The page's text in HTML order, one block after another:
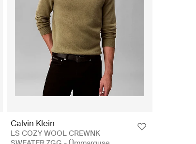
Calvin Klein
LS COZY WOOL CREWNK